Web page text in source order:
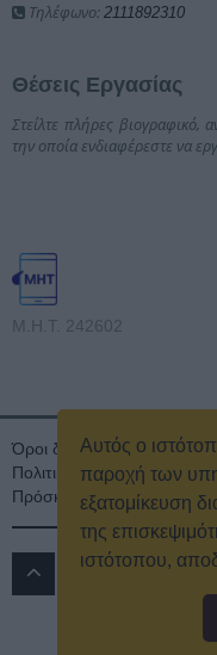
Αυτός ο
παροχή των
εξατομίκευση
της
ιστότοπου,
Τηλέφωνο: 2111892310
Θέσεις Εργασίας
Στείλτε πλήρες βιογραφικό,
την οποία ενδιαφέρεστε να
Μ.Η.Τ. 242602
Όροι διαγωνισμού Όροι
Πολιτική Απορρήτου &
Πρόσκληση τακτικής